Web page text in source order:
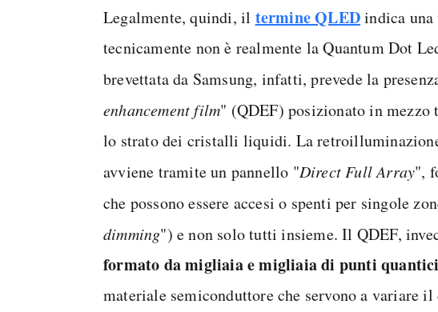
Legalmente, quindi, il termine QLEDindica
tecnicamente non è realmente la Quantum Dot
brevettata da Samsung, infatti, prevede la
enhancement film" (QDEF) posizionato in
lo strato dei cristalli liquidi. La
avviene tramite un pannello "Direct Full Array",
che possono essere accesi o spenti per singole
dimming") e non solo tutti insieme. Il QDEF,
formato da migliaia e migliaia di punti quantici
materiale semiconduttore che servono a variare